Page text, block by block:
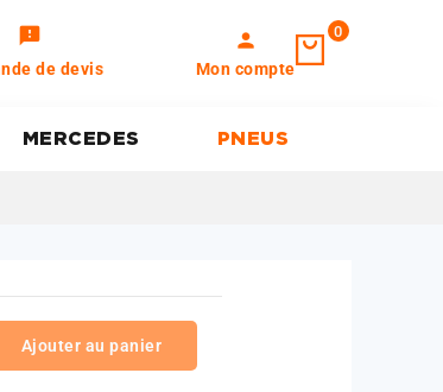
feedback
de devis
person
Mon compte
0
MERCEDES PNEUS
Ajouter au panier